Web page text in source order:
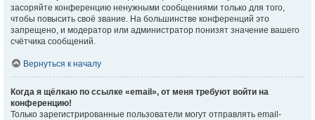
засоряйте конференцию ненужными сообщениями только для того,
чтобы повысить своё звание. На большинстве конференций это
запрещено, и модератор или администратор понизят значение вашего
счётчика сообщений.
Вернуться к началу
Когда я щёлкаю по ссылке «email», от меня требуют войти на
конференцию!
Только зарегистрированные пользователи могут отправлять email-